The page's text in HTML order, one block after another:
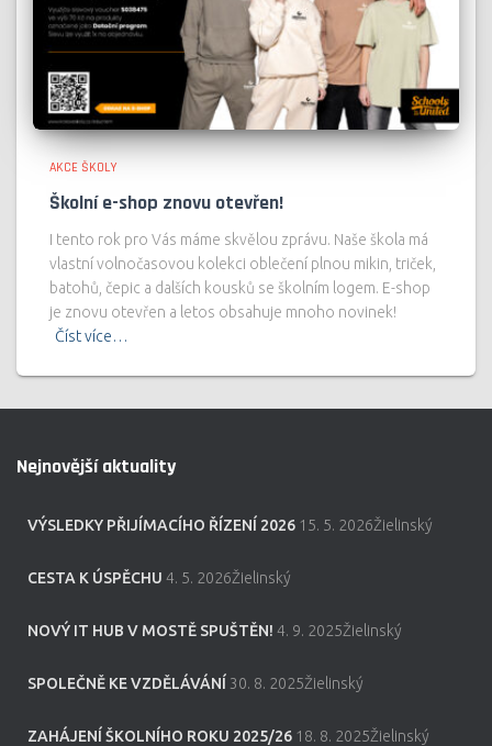
AKCE ŠKOLY
Školní e-shop znovu otevřen!
I tento rok pro Vás máme skvělou zprávu. Naše škola má
vlastní volnočasovou kolekci oblečení plnou mikin, triček,
batohů, čepic a dalších kousků se školním logem. E-shop
je znovu otevřen a letos obsahuje mnoho novinek!
Číst více…
Nejnovější aktuality
VÝSLEDKY PŘIJÍMACÍHO ŘÍZENÍ 2026 15. 5. 2026Žielinský
CESTA K ÚSPĚCHU 4. 5. 2026Žielinský
NOVÝ IT HUB V MOSTĚ SPUŠTĚN! 4. 9. 2025Žielinský
SPOLEČNĚ KE VZDĚLÁVÁNÍ 30. 8. 2025Žielinský
ZAHÁJENÍ ŠKOLNÍHO ROKU 2025/26 18. 8. 2025Žielinský